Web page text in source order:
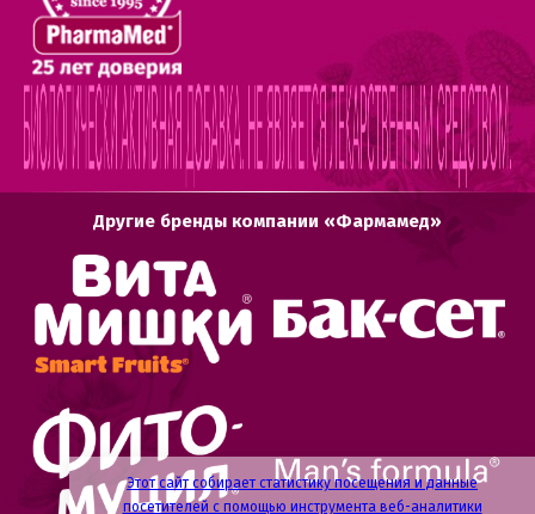
Этот сайт собирает статистику посещения и данные
посетителей с помощью инструмента веб-аналитики
Другие бренды компании «Фармамед»